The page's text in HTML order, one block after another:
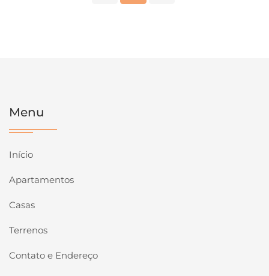
Menu
Início
Apartamentos
Casas
Terrenos
Contato e Endereço